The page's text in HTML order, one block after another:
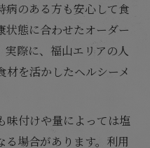
病のある方も安心して食
状態に合わせたオーダー
実際に、福山エリアの人
材を活かしたヘルシーメ
味付けや量によっては塩
る場合があります。利用